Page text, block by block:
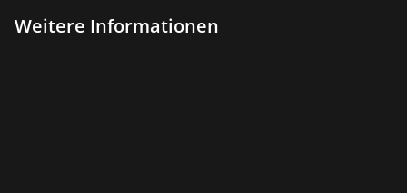
Weitere Informationen